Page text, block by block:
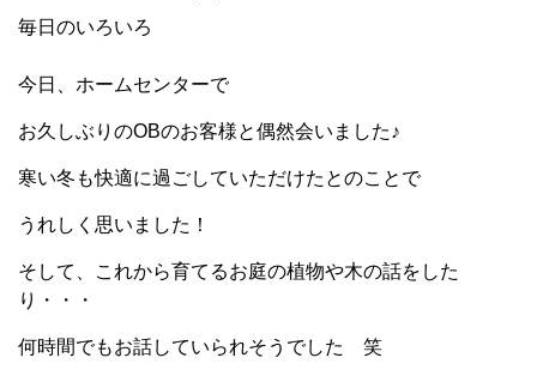
毎日のいろいろ
今日、ホームセンターで
お久しぶりのOBのお客様と偶然会いました♪
寒い冬も快適に過ごしていただけたとのことで
うれしく思いました！
そして、これから育てるお庭の植物や木の話をした
り・・・
何時間でもお話していられそうでした 笑